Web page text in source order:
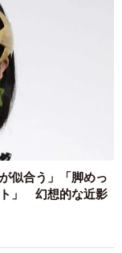
似合う」「脚めっ
ト」 幻想的な近影